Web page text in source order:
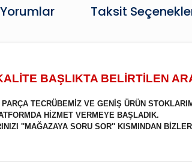
Yorumlar Taksit
BAŞLIKTA BELİRTİLEN
TECRÜBEMİZ VE GENİŞ ÜRÜN
HİZMET VERMEYE BAŞLADIK.
''MAĞAZAYA SORU SOR'' KISMINDAN